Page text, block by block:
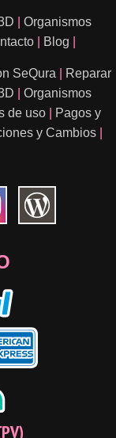
Organismos
Blog
SeQura
Reparar
Organismos
de uso
Pagos y
y Cambios